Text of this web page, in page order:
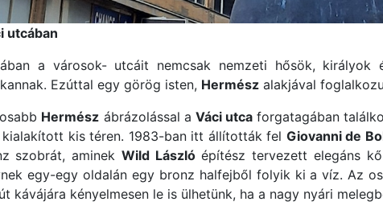
utcában
a városok- utcáit nemcsak nemzeti hősök, királyok
Ezúttal egy görög isten, Hermész alakjával
Hermész ábrázolással a Váci utcaforgatagában
kialakított kis téren. 1983-ban itt állították fel Giovanni de
szobrát, aminek Wild Lászlóépítész tervezett elegáns
egy-egy oldalán egy bronz halfejből folyik ki a víz. Az
kávájára kényelmesen le is ülhetünk, ha a nagy nyári